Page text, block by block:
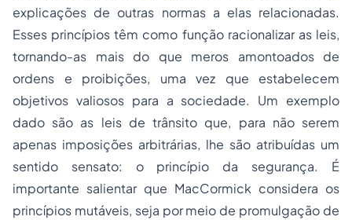
explicações de outras normas a elas relacionadas.
Esses princípios têm como função racionalizar as leis,
tornando-as mais do que meros amontoados de
ordens e proibições, uma vez que estabelecem
objetivos valiosos para a sociedade. Um exemplo
dado são as leis de trânsito que, para não serem
apenas imposições arbitrárias, lhe são atribuídas um
sentido sensato: o princípio da segurança. É
importante salientar que MacCormick considera os
princípios mutáveis, seja por meio de promulgação de